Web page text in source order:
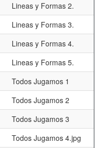
Lineas y Formas 2.
Lineas y Formas 3.
Lineas y Formas 4.
Lineas y Formas 5.
Todos Jugamos 1
Todos Jugamos 2
Todos Jugamos 3
Todos Jugamos 4.jpg